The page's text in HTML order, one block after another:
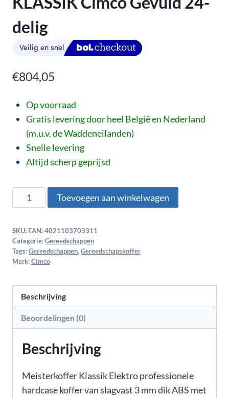
delig
€804,05
Op voorraad
Gratis levering door heel België en Nederland
(m.u.v. de Waddeneilanden)
Snelle levering
Altijd scherp geprijsd
Toevoegen aan winkelwagen
SKU: EAN: 4021103703311
Categorie: Gereedschappen
Tags: Gereedschappen, Gereedschapskoffer
Merk: Cimco
Beschrijving
Beoordelingen (0)
Beschrijving
Meisterkoffer Klassik Elektro professionele
hardcase koffer van slagvast 3 mm dik ABS met